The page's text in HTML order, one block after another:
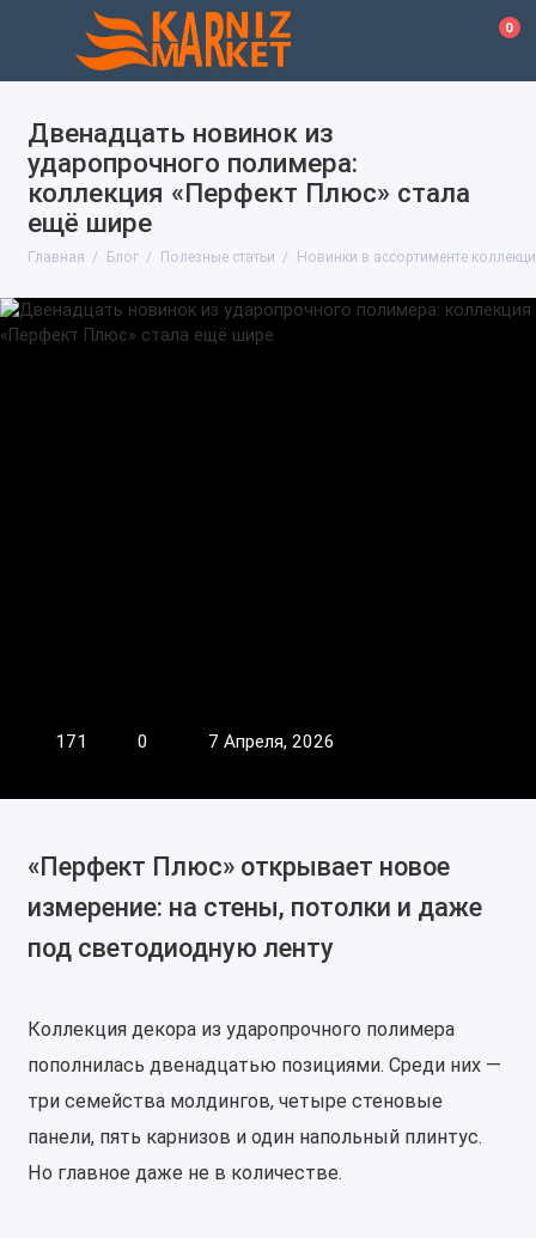
0
Двенадцать новинок из
ударопрочного полимера:
коллекция «Перфект Плюс» стала
ещё шире
Главная Блог Полезные статьи Новинки в ассортименте
171 0 7 Апреля, 2026
«Перфект Плюс» открывает новое
измерение: на стены, потолки и даже
под светодиодную ленту
Коллекция декора из ударопрочного полимера
пополнилась двенадцатью позициями. Среди них —
три семейства молдингов, четыре стеновые
панели, пять карнизов и один напольный плинтус.
Но главное даже не в количестве.